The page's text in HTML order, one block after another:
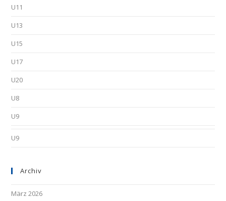
U11
U13
U15
U17
U20
U8
U9
U9
Archiv
März 2026